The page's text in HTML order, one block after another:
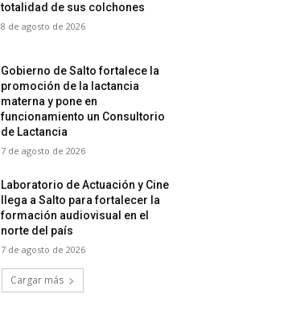
totalidad de sus colchones
8 de agosto de 2026
Gobierno de Salto fortalece la
promoción de la lactancia
materna y pone en
funcionamiento un Consultorio
de Lactancia
7 de agosto de 2026
Laboratorio de Actuación y Cine
llega a Salto para fortalecer la
formación audiovisual en el
norte del país
7 de agosto de 2026
Cargar más